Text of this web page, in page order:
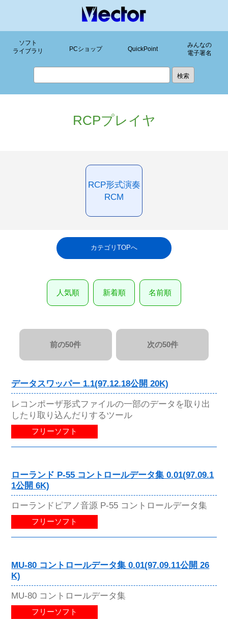
ソフト
ライブラリ
PCショップ QuickPoint
みんなの
電子署名
RCPプレイヤ
RCP形式演奏
RCM
カテゴリTOPへ
人気順 新着順 名前順
前の50件 次の50件
データスワッパー 1.1(97.12.18公開 20K)
レコンポーザ形式ファイルの一部のデータを取り出
したり取り込んだりするツール
フリーソフト
ローランド P-55 コントロールデータ集 0.01(97.09.1
1公開 6K)
ローランドピアノ音源 P-55 コントロールデータ集
フリーソフト
MU-80 コントロールデータ集 0.01(97.09.11公開 26
K)
MU-80 コントロールデータ集
フリーソフト